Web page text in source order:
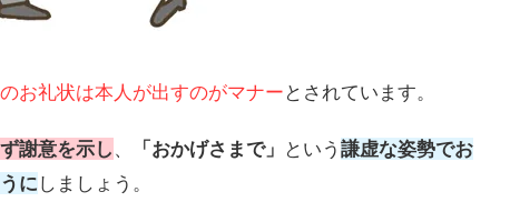
お礼状は本人が出すのがマナー とされています。
謝意を示し 、 「おかげさまで」 という 謙虚な姿勢でお
に しましょう。